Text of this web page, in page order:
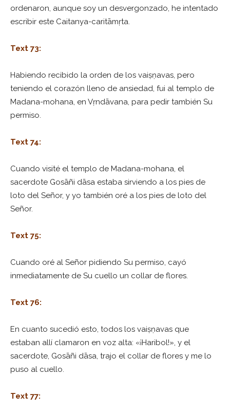
ordenaron, aunque soy un desvergonzado, he intentado
escribir este Caitanya-caritāmṛta.
Text 73:
Habiendo recibido la orden de los vaiṣṇavas, pero
teniendo el corazón lleno de ansiedad, fui al templo de
Madana-mohana, en Vṛndāvana, para pedir también Su
permiso.
Text 74:
Cuando visité el templo de Madana-mohana, el
sacerdote Gosāñi dāsa estaba sirviendo a los pies de
loto del Señor, y yo también oré a los pies de loto del
Señor.
Text 75:
Cuando oré al Señor pidiendo Su permiso, cayó
inmediatamente de Su cuello un collar de flores.
Text 76:
En cuanto sucedió esto, todos los vaiṣṇavas que
estaban allí clamaron en voz alta: «¡Haribol!», y el
sacerdote, Gosāñi dāsa, trajo el collar de flores y me lo
puso al cuello.
Text 77: